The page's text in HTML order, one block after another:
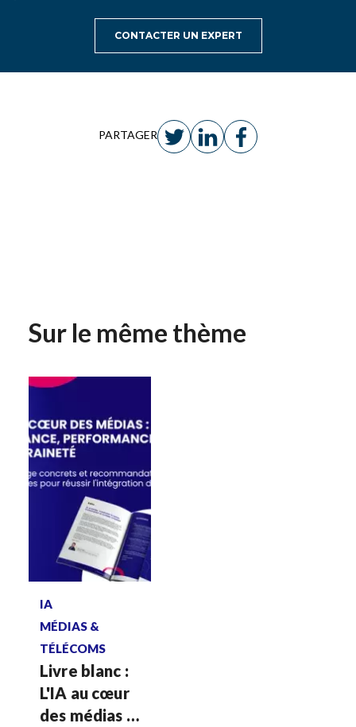
CONTACTER UN EXPERT
PARTAGER
Sur le même thème
Livre blanc :
L'IA au cœur
des médias :
IA
MÉDIAS &
TÉLÉCOMS